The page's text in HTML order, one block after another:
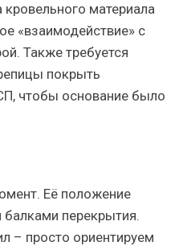
материала
«взаимодействие» с
Также требуется
покрыть
чтобы основание было
Её положение
перекрытия.
– просто ориентируем